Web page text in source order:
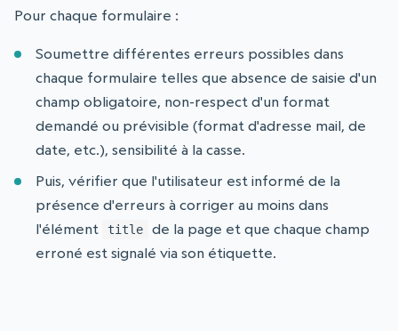
Pour chaque formulaire :
Soumettre différentes erreurs possibles dans
chaque formulaire telles que absence de saisie d'un
champ obligatoire, non-respect d'un format
demandé ou prévisible (format d'adresse mail, de
date, etc.), sensibilité à la casse.
Puis, vérifier que l'utilisateur est informé de la
présence d'erreurs à corriger au moins dans
l'élément
title
de la page et que chaque champ
erroné est signalé via son étiquette.